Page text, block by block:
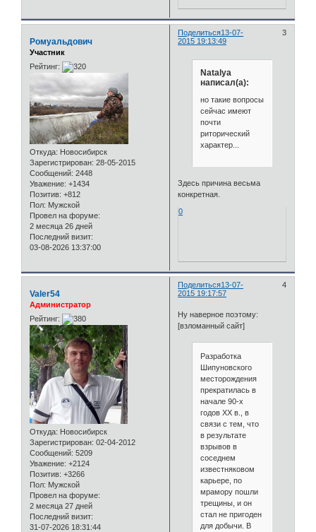
Поделиться 3
13-07-
2015 19:13:49
Ромуальдович
Участник
Рейтинг:
Откуда: Новосибирск
Зарегистрирован: 28-05-2015
Сообщений: 2448
Уважение: +1434
Позитив: +812
Пол: Мужской
Провел на форуме:
2 месяца 26 дней
Последний визит:
03-08-2026 13:37:00
Natalya
написал(а):
но такие вопросы
сейчас имеют
почти
риторический
характер...
Здесь причина весьма
конкретная.
0
Поделиться 4
13-07-
2015 19:17:57
Valer54
Администратор
Рейтинг:
Откуда: Новосибирск
Зарегистрирован: 02-04-2012
Сообщений: 5209
Уважение: +2124
Позитив: +3266
Пол: Мужской
Провел на форуме:
2 месяца 27 дней
Последний визит:
31-07-2026 18:31:44
Ну наверное поэтому:
[взломанный сайт]
Разработка
Шипуновского
месторождения
прекратилась в
начале 90-х
годов ХХ в., в
связи с тем, что
в результате
взрывов в
соседнем
известняковом
карьере, по
мрамору пошли
трещины, и он
стал не пригоден
для добычи. В